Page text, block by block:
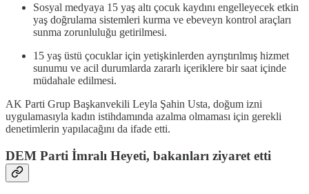
Sosyal medyaya 15 yaş altı çocuk kaydını engelleyecek etkin
yaş doğrulama sistemleri kurma ve ebeveyn kontrol araçları
sunma zorunluluğu getirilmesi.
15 yaş üstü çocuklar için yetişkinlerden ayrıştırılmış hizmet
sunumu ve acil durumlarda zararlı içeriklere bir saat içinde
müdahale edilmesi.
AK Parti Grup Başkanvekili Leyla Şahin Usta, doğum izni
uygulamasıyla kadın istihdamında azalma olmaması için gerekli
denetimlerin yapılacağını da ifade etti.
DEM Parti İmralı Heyeti, bakanları ziyaret etti